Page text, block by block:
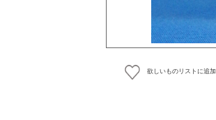
欲しいものリストに追加